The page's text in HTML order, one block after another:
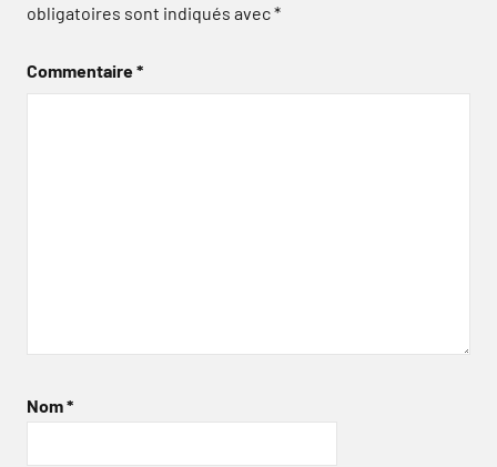
obligatoires sont indiqués avec*
Commentaire*
Nom*